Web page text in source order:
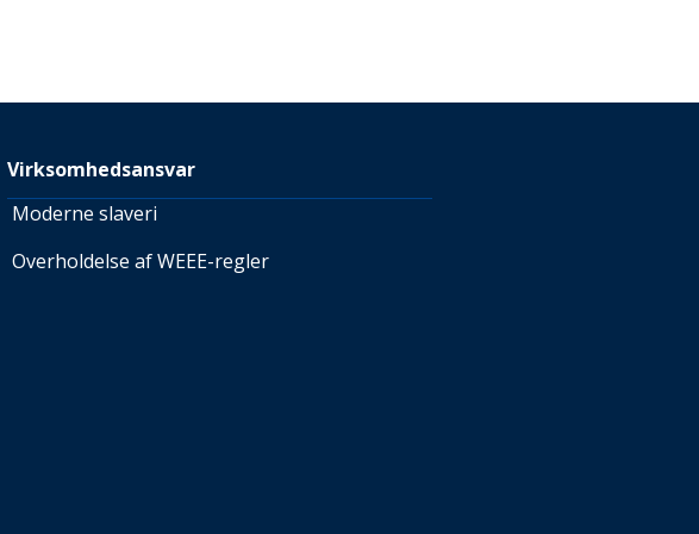
Virksomhedsansvar
Moderne slaveri
Overholdelse af WEEE-regler